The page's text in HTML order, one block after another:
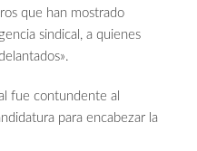
que han mostrado
sindical, a quienes
fue contundente al
para encabezar la